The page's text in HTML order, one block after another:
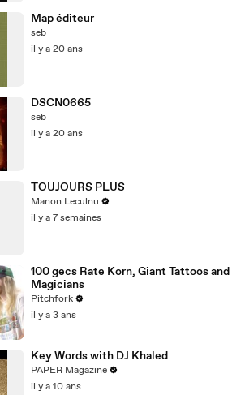
Map éditeur
seb
il y a 20 ans
DSCN0665
seb
il y a 20 ans
TOUJOURS PLUS
Manon Leculnu
il y a 7 semaines
100 gecs Rate Korn, Giant Tattoos and
Magicians
Pitchfork
il y a 3 ans
Key Words with DJ Khaled
PAPER Magazine
il y a 10 ans